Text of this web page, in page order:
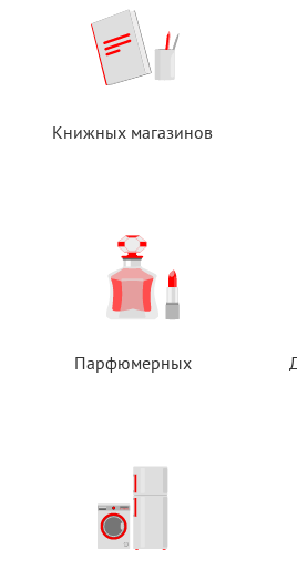
Книжных магазинов
Парфюмерных